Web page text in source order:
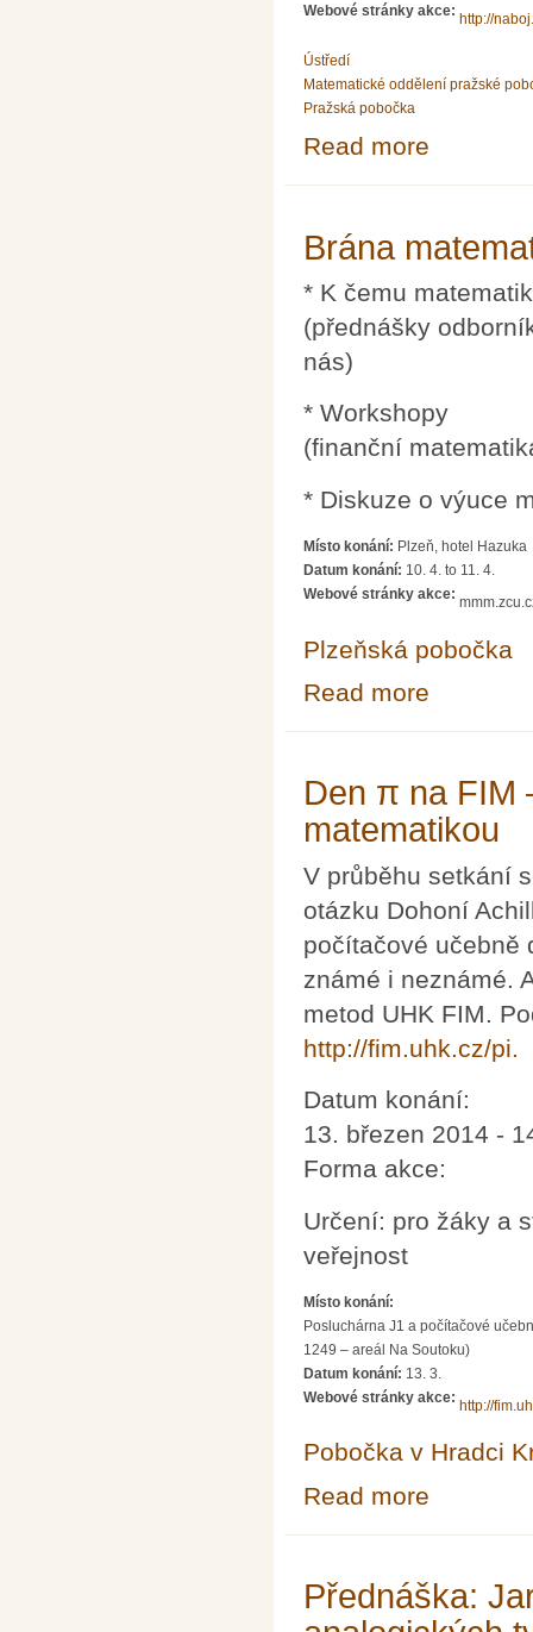
Webové stránky akce:
http://
Ústředí
Matematické oddělení pražské
Pražská pobočka
Read more
Brána
* K čemu
(přednášky
nás)
* Workshopy
(finanční
* Diskuze o výuce
Místo konání: Plzeň, hotel Hazuka
Datum konání: 10. 4. to 11. 4.
Webové stránky akce:
Plzeňská pobočka
Read more
Den π na FIM
matematikou
V průběhu setkání
otázku Dohoní
počítačové učebně
známé i neznámé.
metod UHK FIM.
http://fim.uhk.cz/pi.
Datum konání:
13. březen 2014 -
Forma akce:
Určení: pro žáky a
veřejnost
Místo konání:
Posluchárna J1 a počítačové
1249 – areál Na Soutoku)
Datum konání: 13. 3.
Webové stránky akce:
http://
Pobočka v Hradci
Read more
Přednáška: